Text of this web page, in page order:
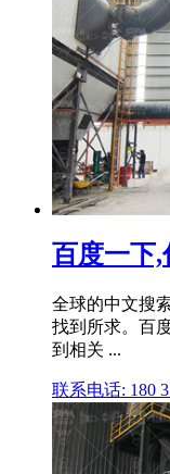
百度一下,
全球的中文搜
找到所求。百
到相关 ...
联系电话: 180